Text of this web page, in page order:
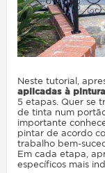
Neste tutorial,
aplicadas à pintura
5 etapas. Quer se
de tinta num
importante
pintar de acordo
trabalho bem-
Em cada etapa,
específicos mais